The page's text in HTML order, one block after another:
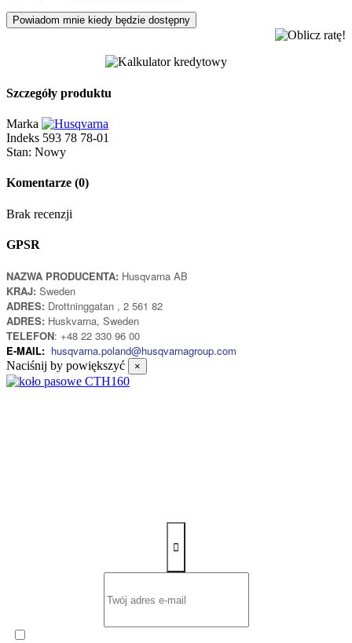
Powiadom mnie kiedy będzie dostępny
Szczegóły produktu
Marka
Indeks 593 78 78-01
Stan: Nowy
Komentarze (0)
Brak recenzji
GPSR
NAZWA PRODUCENTA: Husqvarna AB
KRAJ: Sweden
ADRES: Drottninggatan , 2 561 82
ADRES: Huskvarna, Sweden
TELEFON: +48 22 330 96 00
E-MAIL: husqvarna.poland@husqvarnagroup.com
Naciśnij by powiększyć ×